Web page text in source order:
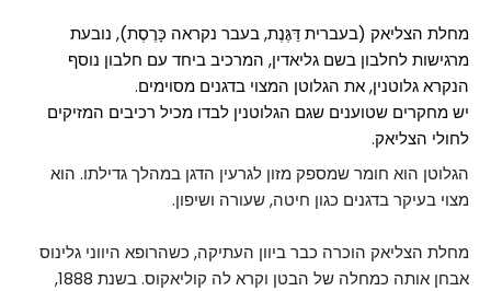
מחלת הצליאק (בעברית דַּגֶּנֶת, בעבר נקראה כָּרֶסֶת), נובעת
מרגישות לחלבון בשם גליאדין, המרכיב ביחד עם חלבון נוסף
הנקרא גלוטנין, את הגלוטן המצוי בדגנים מסוימים.
יש מחקרים שטוענים שגם הגלוטנין לבדו מכיל רכיבים המזיקים
לחולי הצליאק.
הגלוטן הוא חומר שמספק מזון לגרעין הדגן במהלך גדילתו. הוא
מצוי בעיקר בדגנים כגון חיטה, שעורה ושיפון.
מחלת הצליאק הוכרה כבר ביוון העתיקה, כשהרופא היווני גלינוס
אבחן אותה כמחלה של הבטן וקרא לה קוליאקוס. בשנת 1888,